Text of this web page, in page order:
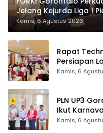
Jelang Kejurda Liga 1
Kamis, 6 Agustus 2026
Rapat
Persiapan
Tingkat
Kamis, 6
PLN UP3
Ikut
Listrik
Kamis, 6